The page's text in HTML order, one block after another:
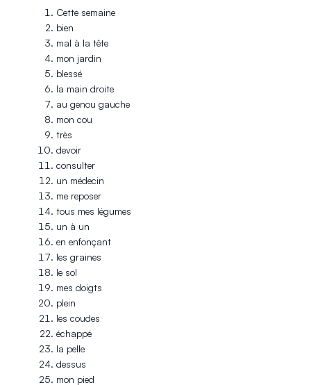
Cette semaine
bien
mal à la tête
mon jardin
blessé
la main droite
au genou gauche
mon cou
très
devoir
consulter
un médecin
me reposer
tous mes légumes
un à un
en enfonçant
les graines
le sol
mes doigts
plein
les coudes
échappé
la pelle
dessus
mon pied